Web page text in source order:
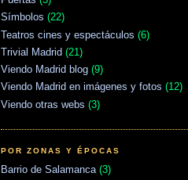
Símbolos (22)
Teatros cines y espectáculos (6)
Trivial Madrid (21)
Viendo Madrid blog (9)
Viendo Madrid en imágenes y fotos (12)
Viendo otras webs (3)
POR ZONAS Y ÉPOCAS
Barrio de Salamanca (3)